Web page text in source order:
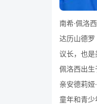
南希·佩洛
达历山德罗
议长，也是
佩洛西出
亲安德莉
童年和青